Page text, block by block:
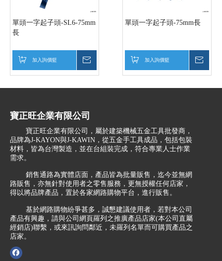
單頭一字起子頭-SL6-75mm
長
加入詢價籃
單頭一字起子頭-75mm長
加入詢價籃
寶正旺企業有限公司
寶正旺企業有限公司，屬於建築機械五金工具批發商，
品牌為J-KAYON與J-KAWIN，從五金手工具成品，包括包裝
材料，皆為台灣製造，並在台組裝完成，符合專業人士作業
需求。
銷售通路為實體店面，產品皆為批量販售，迄今並無網
路販售，亦無針對使用者之零售服務，更無授權任何店家，
得以將品牌產品，置於各家網路購物平台，進行販售。
基於網路購物紛爭甚多，誠懇建議使用者，若對本公司
產品有興趣，請與公司網頁羅列之推廣產品店家(本公司直屬
經銷店)聯繫，或來訊詢問鄰近，未羅列名單而可購買產品之
店家。